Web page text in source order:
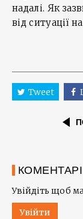
надалі. Як
від ситуації
Tweet
КОМЕНТАРІ
Увійдіть щоб
Увійти